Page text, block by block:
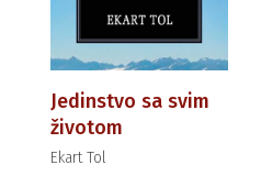
Jedinstvo sa svim
životom
Ekart Tol